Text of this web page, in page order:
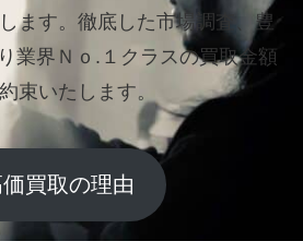
ます。 徹底した市場調査、豊
業界Ｎｏ.１クラスの買取金額
束いたします。
買取の理由